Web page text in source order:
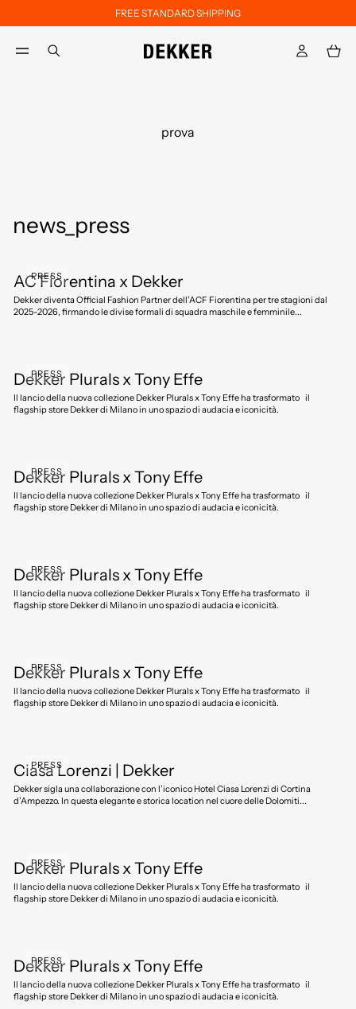
FREE STANDARD SHIPPING
prova
news_press
PRESS
AC Fiorentina x Dekker
Dekker diventa Official Fashion Partner dell’ACF Fiorentina per tre stagioni dal
2025-2026, firmando le divise formali di squadra maschile e femminile...
PRESS
Dekker Plurals x Tony Effe
Il lancio della nuova collezione Dekker Plurals x Tony Effe ha trasformato il
flagship store Dekker di Milano in uno spazio di audacia e iconicità.
PRESS
Dekker Plurals x Tony Effe
Il lancio della nuova collezione Dekker Plurals x Tony Effe ha trasformato il
flagship store Dekker di Milano in uno spazio di audacia e iconicità.
PRESS
Dekker Plurals x Tony Effe
Il lancio della nuova collezione Dekker Plurals x Tony Effe ha trasformato il
flagship store Dekker di Milano in uno spazio di audacia e iconicità.
PRESS
Dekker Plurals x Tony Effe
Il lancio della nuova collezione Dekker Plurals x Tony Effe ha trasformato il
flagship store Dekker di Milano in uno spazio di audacia e iconicità.
PRESS
Ciasa Lorenzi | Dekker
Dekker sigla una collaborazione con l’iconico Hotel Ciasa Lorenzi di Cortina
d’Ampezzo. In questa elegante e storica location nel cuore delle Dolomiti...
PRESS
Dekker Plurals x Tony Effe
Il lancio della nuova collezione Dekker Plurals x Tony Effe ha trasformato il
flagship store Dekker di Milano in uno spazio di audacia e iconicità.
PRESS
Dekker Plurals x Tony Effe
Il lancio della nuova collezione Dekker Plurals x Tony Effe ha trasformato il
flagship store Dekker di Milano in uno spazio di audacia e iconicità.